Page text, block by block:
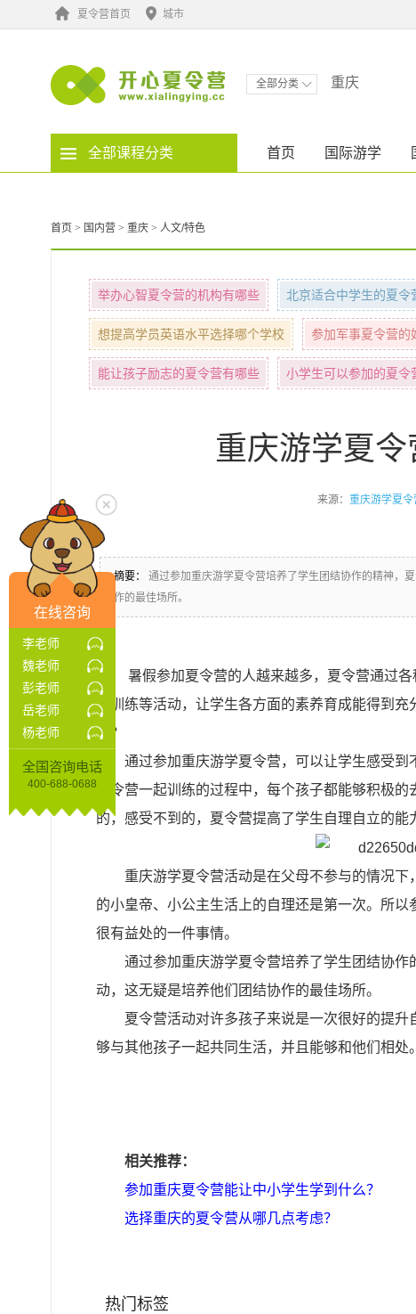
夏令营首页 城市
重庆
全部分类
全部课程分类 首页 国际游学
首页 > 国内营 > 重庆 > 人文/特色
举办心智夏令营的机构有哪些 北京适合中学生的夏令
想提高学员英语水平选择哪个学校 参加军事夏令营的
能让孩子励志的夏令营有哪些 小学生可以参加的夏令
重庆游学夏令
来源： 重庆游学夏令
摘要：
通过参加重庆游学夏令营培养了学生团结协作的精神，
作的最佳场所。
暑假参加夏令营的人越来越多，夏令营通过
体训练等活动，让学生各方面的素养育成能得到充
么？
通过参加重庆游学夏令营，可以让学生感受
夏令营一起训练的过程中，每个孩子都能够积极
的，感受不到的，夏令营提高了学生自理自立的能
重庆游学夏令营活动是在父母不参与的情况
的小皇帝、小公主生活上的自理还是第一次。所
很有益处的一件事情。
通过参加重庆游学夏令营培养了学生团结协
动，这无疑是培养他们团结协作的最佳场所。
夏令营活动对许多孩子来说是一次很好的提
够与其他孩子一起共同生活，并且能够和他们相处
相关推荐：
参加重庆夏令营能让中小学生学到什么？
选择重庆的夏令营从哪几点考虑？
热门标签
在线咨询
李老师
魏老师
彭老师
岳老师
杨老师
全国咨询电话
400-688-0688